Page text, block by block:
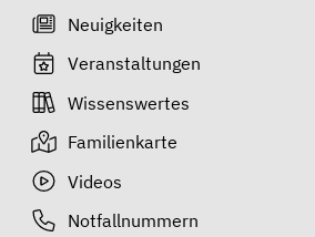
Neuigkeiten
Veranstaltungen
Wissenswertes
Familienkarte
Videos
Notfallnummern